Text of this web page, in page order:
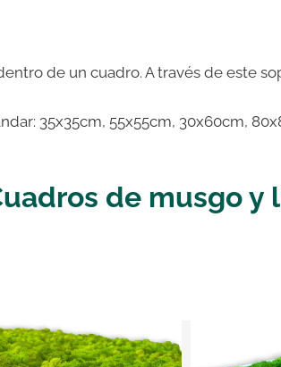
de un cuadro. A través de este
35x35cm, 55x55cm, 30x60cm,
de musgo y